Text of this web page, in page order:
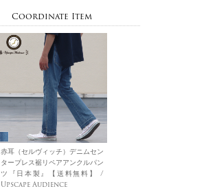
Coordinate Item
赤耳（セルヴィッチ）デニムセン
タープレス裾リペアアンクルパン
ツ『日本製』【送料無料】 /
Upscape Audience